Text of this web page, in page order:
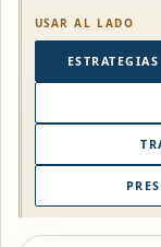
USAR AL LADO